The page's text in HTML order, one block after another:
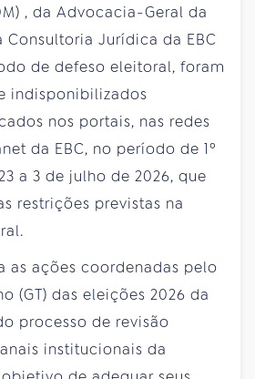
, da Advocacia-Geral da
Consultoria Jurídica da EBC
de defeso eleitoral, foram
indisponibilizados
nos portais, nas redes
da EBC, no período de 1º
a 3 de julho de 2026, que
restrições previstas na
as ações coordenadas pelo
(GT) das eleições 2026 da
processo de revisão
institucionais da